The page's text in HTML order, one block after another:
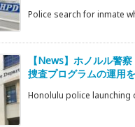
Police search for inmate
【News】ホノルル警
捜査プログラムの運用
Honolulu police launching